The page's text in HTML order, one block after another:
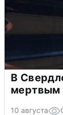
В
мертвым
10 августа